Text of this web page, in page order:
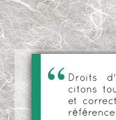
Droits
citons
et